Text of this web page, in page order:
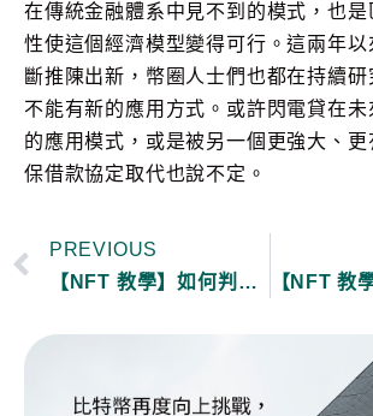
在傳統金融體系中見不到的模式，也
性使這個經濟模型變得可行。這兩年
斷推陳出新，幣圈人士們也都在持續研
不能有新的應用方式。或許閃電貸在未
的應用模式，或是被另一個更強大、
保借款協定取代也說不定。
PREVIOUS
【NFT 教學】如何判斷 NFT 的價值？最常見的 NFT 實用性(utility)有哪些？